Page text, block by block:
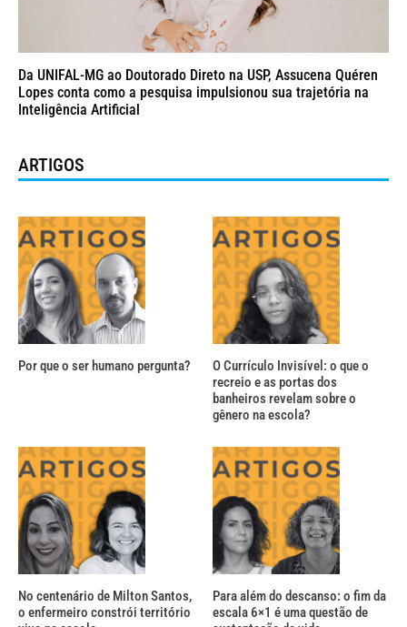
Da UNIFAL-MG ao Doutorado Direto na USP, Assucena Quéren
Lopes conta como a pesquisa impulsionou sua trajetória na
Inteligência Artificial
ARTIGOS
Por que o ser humano pergunta?
O Currículo Invisível: o que o
recreio e as portas dos
banheiros revelam sobre o
gênero na escola?
No centenário de Milton Santos,
o enfermeiro constrói território
Para além do descanso: o fim da
escala 6×1 é uma questão de